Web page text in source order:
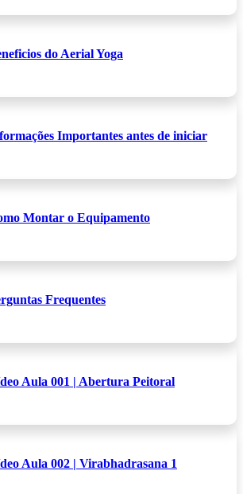
do Aerial Yoga
Importantes antes de iniciar
Montar o Equipamento
Frequentes
Aula 001 | Abertura Peitoral
Aula 002 | Virabhadrasana 1